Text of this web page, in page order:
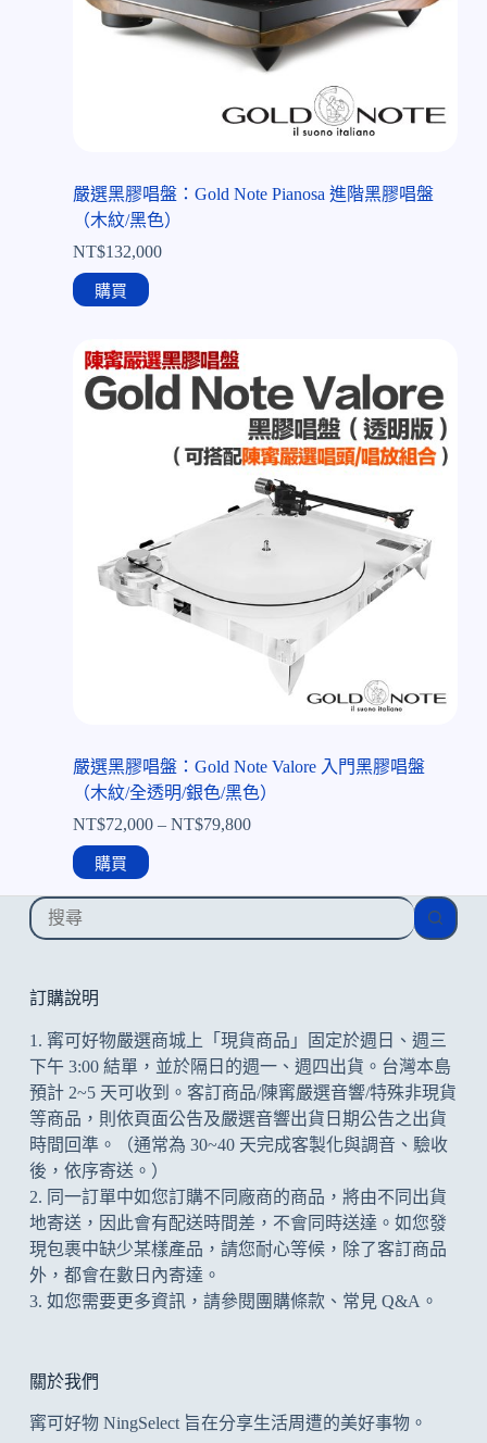
嚴選黑膠唱盤：Gold Note Pianosa 進階黑膠唱盤
（木紋/黑色）
NT$132,000
購買
嚴選黑膠唱盤：Gold Note Valore 入門黑膠唱盤
（木紋/全透明/銀色/黑色）
NT$72,000– NT$79,800
購買
找
不
符
的
訂購說明
1. 寗可好物嚴選商城上「現貨商品」固定於週日、週三
下午 3:00 結單，並於隔日的週一、週四出貨。台灣本島
預計 2~5 天可收到。客訂商品/陳寗嚴選音響/特殊非現貨
等商品，則依頁面公告及嚴選音響出貨日期公告之出貨
時間回準。（通常為 30~40 天完成客製化與調音、驗收
後，依序寄送。）
2. 同一訂單中如您訂購不同廠商的商品，將由不同出貨
地寄送，因此會有配送時間差，不會同時送達。如您發
現包裹中缺少某樣產品，請您耐心等候，除了客訂商品
外，都會在數日內寄達。
3. 如您需要更多資訊，請參閱 團購條款 、 常見 Q&A 。
關於我們
寗可好物 NingSelect 旨在分享生活周遭的美好事物。